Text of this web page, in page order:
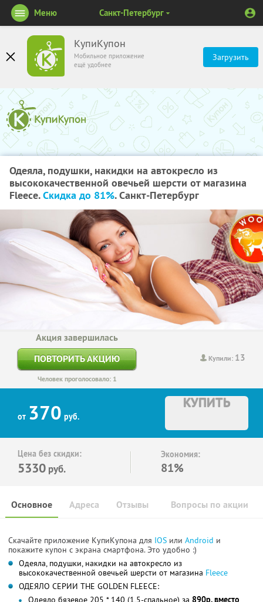
КупиКупон
Мобильное приложение
ещё удобнее
Загрузить
Меню Санкт-Петербург
Одеяла, подушки, накидки на автокресло из
высококачественной овечьей шерсти от магазина
Fleece.Скидка до 81%. Санкт-Петербург
Купили: 13
Акция завершилась
ПОВТОРИТЬ АКЦИЮ
Человек проголосовало: 1
от 370 руб.
КУПИТЬ
Цена без скидки:
5330 руб.
Экономия:
81%
Основное Отзывы Вопросы по акции
Адреса
Скачайте приложение КупиКупона для IOS или Android и
покажите купон с экрана смартфона. Это удобно :)
Одеяла, подушки, накидки на автокресло из
высококачественной овечьей шерсти от магазина Fleece
ОДЕЯЛО СЕРИИ THE GOLDEN FLEECE:
Одеяло бязевое 205 * 140 (1,5-спальное) за 890р. вместо